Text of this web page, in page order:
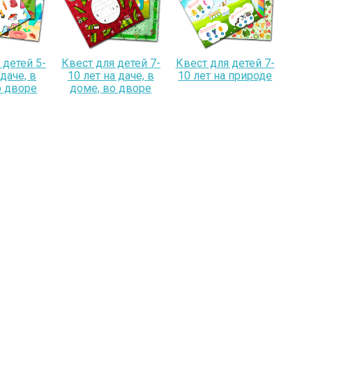
5-
в
дворе
Квест для детей 7-
10 лет на даче, в
доме, во дворе
Квест для детей 7-
10 лет на природе